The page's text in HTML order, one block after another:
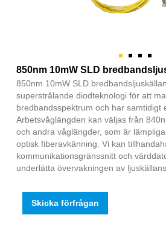
850nm 10mW SLD
850nm 10mW SLD
superstrålande diodteknologi för att
bredbandsspektrum och har samtidigt
Arbetsvåglängden kan väljas från
och andra våglängder, som är
optisk fiberavkänning. Vi kan
kommunikationsgränssnitt och
underlätta övervakningen av
Skicka förfrågan